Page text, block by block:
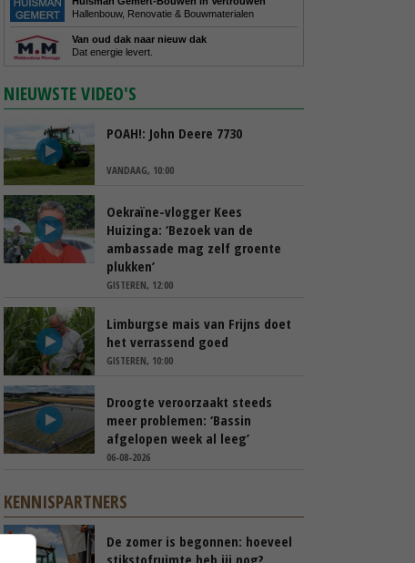
Hallenbouw, Renovatie & Bouwmaterialen
Van oud dak naar nieuw dak
Dat energie levert.
NIEUWSTE VIDEO'S
POAH!: John Deere 7730
VANDAAG, 10:00
Oekraïne-vlogger Kees
Huizinga: ‘Bezoek van de
ambassade mag zelf groente
plukken’
GISTEREN, 12:00
Limburgse mais van Frijns doet
het verrassend goed
GISTEREN, 10:00
Droogte veroorzaakt steeds
meer problemen: ‘Bassin
afgelopen week al leeg’
06-08-2026
KENNISPARTNERS
De zomer is begonnen: hoeveel
stikstofruimte heb jij nog?